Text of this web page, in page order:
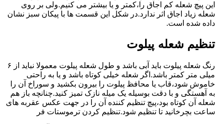
این پیچ شعله کم اجاق را،کمتر و یا بیشتر می کنیم.ولی بر روی
شعله زیاد اجاق اثر ندارد.در شکل این قسمت ها با پیکان سبز نشان
داده شده است.
تنظیم شعله پیلوت
رنگ شعله پیلوت باید آبی باشد و طول شعله پیلوت معمولا نباید از ۶
میلی متر کمتر باشد.اگر شعله خیلی کوتاه باشد و یا به راحتی
خاموش شود،قاب یا محافظ پیلوت را بیرون بکشید و سوراخ آن را
به آهستگی و با دقت بوسیله یک میله نازک تمیز کنید.چنانچه باز هم
شعله آن کوتاه بود،پیچ تنظیم کننده آن را در جهت عکس عقربه های
ساعت بچرخانید تا تنظیم شود.تنظیم کردن ترموستات فر